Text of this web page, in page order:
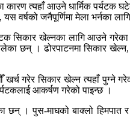
कारण त्यहाँ आउने धार्मिक
वर्षको जनैपूर्णिमा मेला भर्नका
सिकार खेल्नका लागि आउने
छन् । ढोरपाटनमा सिकार खेल्न,
खर्च गरेर सिकार खेल्न त्यहाँ
आकर्षण गरेको पाइन्छ ।
छन् । पुस-माघको बाक्लो